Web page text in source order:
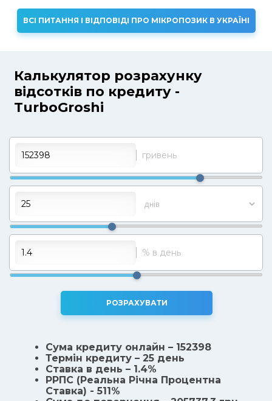
ВСІ ПИТАННЯ І ВІДПОВІДІ ПРО МІКРОПОЗИК В УКРАЇНІ
Калькулятор розрахунку
відсотків по кредиту -
TurboGroshi
гривень
% в день
РОЗРАХУВАТИ
Сума кредиту онлайн – 152398
Термін кредиту – 25 день
Ставка в день – 1.4%
РРПС (Реальна Рiчна Процентна
Ставка) - 511%